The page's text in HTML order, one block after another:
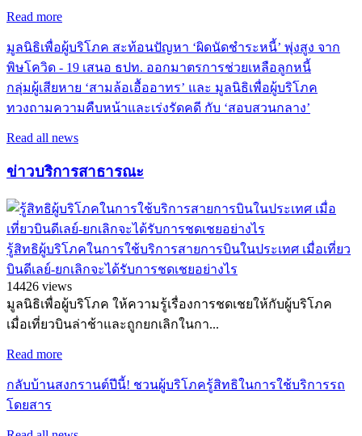
Read more
มูลนิธิเพื่อผู้บริโภค สะท้อนปัญหา ‘ผิดนัดชำระหนี้’ พุ่งสูง จาก
พิษโควิด - 19 เสนอ ธปท. ออกมาตรการช่วยเหลือลูกหนี้
กลุ่มผู้เสียหาย ‘สามล้อเอื้ออาทร’ และ มูลนิธิเพื่อผู้บริโภค
ทวงถามความคืบหน้าและเร่งรัดคดี กับ ‘สอบสวนกลาง’
Read all news
ข่าวบริการสาธารณะ
รู้สิทธิผู้บริโภคในการใช้บริการสายการบินในประเทศ เมื่อเที่ยว
บินดีเลย์-ยกเลิกจะได้รับการชดเชยอย่างไร
14426 views
มูลนิธิเพื่อผู้บริโภค ให้ความรู้เรื่องการชดเชยให้กับผู้บริโภค
เมื่อเที่ยวบินล่าช้าและถูกยกเลิกในกา...
Read more
กลับบ้านสงกรานต์ปีนี้! ชวนผู้บริโภครู้สิทธิในการใช้บริการรถ
โดยสาร